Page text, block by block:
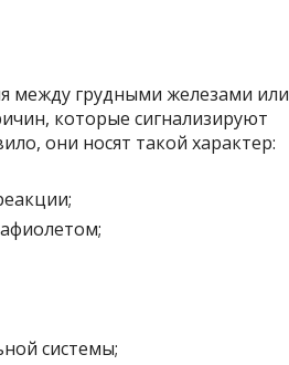
между грудными железами или
которые сигнализируют
они носят такой характер:
системы;